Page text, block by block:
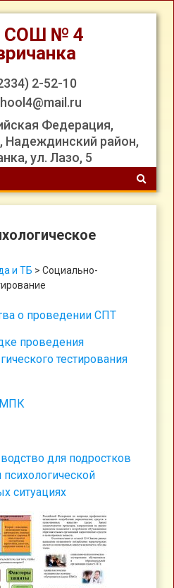
СОШ № 4
2-52-10
Федерация,
Надеждинский район,
ул. Лазо, 5
и ТБ > Социально-
о проведении СПТ
проведения
тестирования
для подростков
психологической
ситуациях